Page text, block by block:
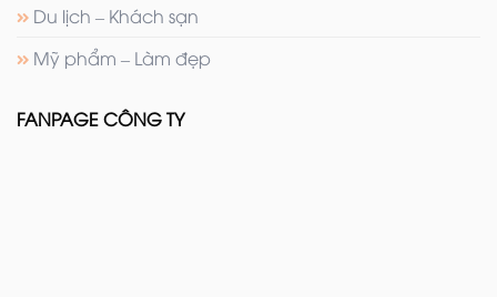
Du lịch – Khách sạn
Mỹ phẩm – Làm đẹp
FANPAGE CÔNG TY